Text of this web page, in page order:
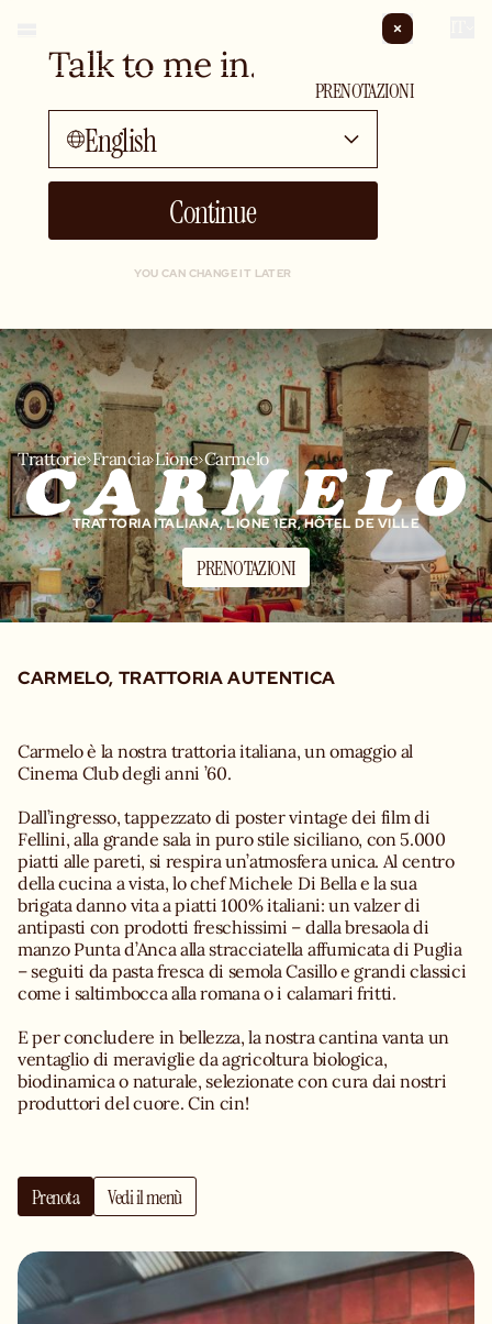
Talk to me in...
English
Continue
YOU CAN CHANGE IT LATER
PRENOTAZIONI
Trattorie Francia Lione Carmelo
TRATTORIA ITALIANA, LIONE 1ER, HÔTEL DE VILLE
PRENOTAZIONI
CARMELO, TRATTORIA AUTENTICA
Carmelo è la nostra trattoria italiana, un omaggio al
Cinema Club degli anni ’60.
Dall’ingresso, tappezzato di poster vintage dei film di
Fellini, alla grande sala in puro stile siciliano, con 5.000
piatti alle pareti, si respira un’atmosfera unica. Al centro
della cucina a vista, lo chef Michele Di Bella e la sua
brigata danno vita a piatti 100% italiani: un valzer di
antipasti con prodotti freschissimi – dalla bresaola di
manzo Punta d’Anca alla stracciatella affumicata di Puglia
– seguiti da pasta fresca di semola Casillo e grandi classici
come i saltimbocca alla romana o i calamari fritti.
E per concludere in bellezza, la nostra cantina vanta un
ventaglio di meraviglie da agricoltura biologica,
biodinamica o naturale, selezionate con cura dai nostri
produttori del cuore. Cin cin!
Prenota Vedi il menù